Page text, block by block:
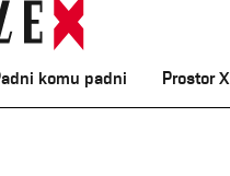
komu padni Prostor X